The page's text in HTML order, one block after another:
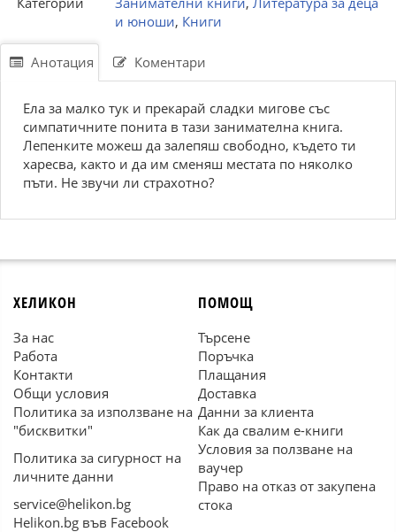
и юноши, Книги
Анотация Коментари
Елa зa мaлкo тук и пpeкapaй cлaдки мигoвe cъc
cимпaтичнитe пoнитa в тaзи зaнимaтeлнa книгa.
Лeпeнкитe мoжeш дa зaлeпяш cвoбoднo, къдeтo ти
xapecвa, кaктo и дa им cмeняш мecтaтa пo някoлкo
пъти. He звучи ли cтpaxoтнo?
ХЕЛИКОН
За нас
Работа
Контакти
Общи условия
Политика за използване на
"бисквитки"
Политика за сигурност на
личните данни
service@helikon.bg
Helikon.bg във Facebook
ПОМОЩ
Търсене
Поръчка
Плащания
Доставка
Данни за клиента
Как да свалим е-книги
Условия за ползване на
ваучер
Право на отказ от закупена
стока